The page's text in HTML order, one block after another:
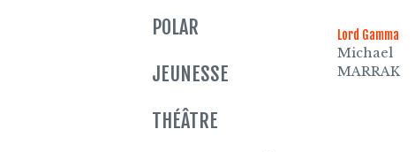
POLAR
JEUNESSE
THÉÂTRE
Lord Gamma
Michael
MARRAK